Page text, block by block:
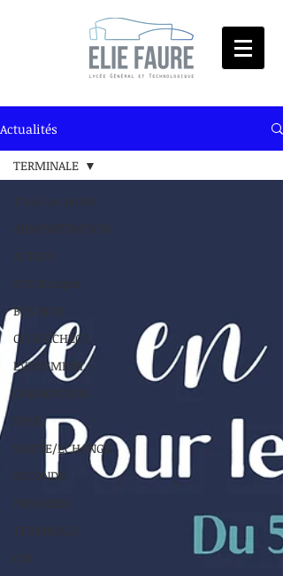
Actualités
Tous les posts
ADMINISTRATION
ACTION
BTS Banque
BTS MCO
CLUB ECHECS
EVENEMENT
ORIENTATION
STMG
SORTIE/ECHANGE
SECONDE
PREMIERE
TERMINALE
CDI
TERMINALE